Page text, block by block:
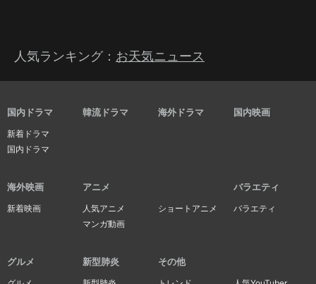
人気ランキング： お天気ニュース
国内ドラマ
新着ドラマ
国内ドラマ
韓流ドラマ 海外ドラマ 国内映画
海外映画
新着映画
アニメ
人気アニメ
ショートアニメ
マンガ動画
バラエティ
バラエティ
グルメ 新型肺炎 その他